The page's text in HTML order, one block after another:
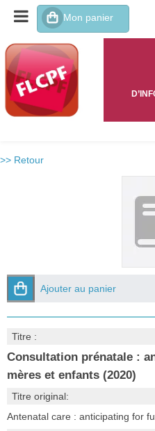
>> Retour
Ajouter au panier
Titre :
Consultation prénatale :
mères et enfants (2020)
Titre original:
Antenatal care : anticipating for